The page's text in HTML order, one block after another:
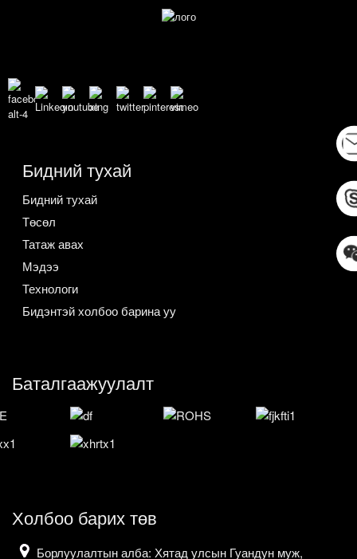
Бидний тухай
Бидний тухай
Төсөл
Татаж авах
Мэдээ
Технологи
Бидэнтэй холбоо барина уу
Баталгаажуулалт
Холбоо барих төв
Борлуулалтын алба: Хятад улсын Гуандун муж,